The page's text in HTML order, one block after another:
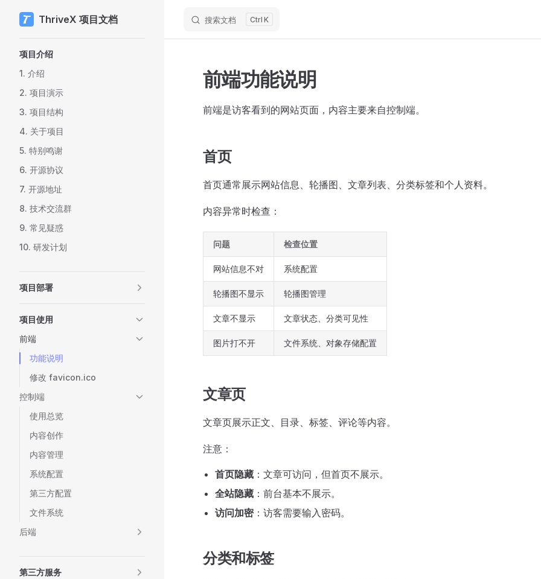
Skip to content
ThriveX 项目文档 搜索文档 K
项目介绍
1. 介绍
2. 项目演示
3. 项目结构
4. 关于项目
5. 特别鸣谢
6. 开源协议
7. 开源地址
8. 技术交流群
9. 常见疑惑
10. 研发计划
项目部署
项目使用
前端
功能说明
修改 favicon.ico
控制端
使用总览
内容创作
内容管理
系统配置
第三方配置
文件系统
后端
第三方服务
前端功能说明
前端是访客看到的网站页面，内容主要来自控制端。
首页
首页通常展示网站信息、轮播图、文章列表、分类标签和个人资料。
内容异常时检查：
问题 检查位置
网站信息不对 系统配置
轮播图不显示 轮播图管理
文章不显示 文章状态、分类可见性
图片打不开 文件系统、对象存储配置
文章页
文章页展示正文、目录、标签、评论等内容。
注意：
首页隐藏 ：文章可访问，但首页不展示。
全站隐藏 ：前台基本不展示。
访问加密：访客需要输入密码。
分类和标签